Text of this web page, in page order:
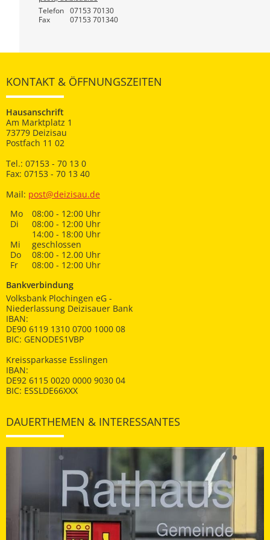
Telefon
07153 70130
Fax 07153 701340
KONTAKT & ÖFFNUNGSZEITEN
Hausanschrift
Am Marktplatz 1
73779 Deizisau
Postfach 11 02
Tel.: 07153 - 70 13 0
Fax: 07153 - 70 13 40
Mail: post@deizisau.de
Mo
08:00 - 12:00 Uhr
Di
08:00 - 12:00 Uhr
14:00 - 18:00 Uhr
Mi
geschlossen
Do
08:00 - 12.00 Uhr
Fr
08:00 - 12:00 Uhr
Bankverbindung
Volksbank Plochingen eG -
Niederlassung Deizisauer Bank
IBAN:
DE90 6119 1310 0700 1000 08
BIC: GENODES1VBP
Kreissparkasse Esslingen
IBAN:
DE92 6115 0020 0000 9030 04
BIC: ESSLDE66XXX
DAUERTHEMEN & INTERESSANTES